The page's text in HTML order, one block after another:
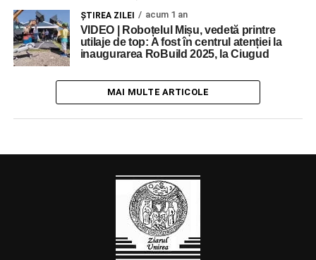
ŞTIREA ZILEI acum 1 an
VIDEO | Roboțelul Mișu, vedetă printre
utilaje de top: A fost în centrul atenției la
inaugurarea RoBuild 2025, la Ciugud
MAI MULTE ARTICOLE